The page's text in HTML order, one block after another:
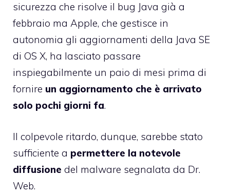
sicurezza che risolve il bug Java già a
febbraio ma Apple, che gestisce in
autonomia gli aggiornamenti della Java SE
di OS X, ha lasciato passare
inspiegabilmente un paio di mesi prima di
fornire un aggiornamento che è arrivato
solo pochi giorni fa.
Il colpevole ritardo, dunque, sarebbe stato
sufficiente a permettere la notevole
diffusione del malware segnalata da Dr.
Web.